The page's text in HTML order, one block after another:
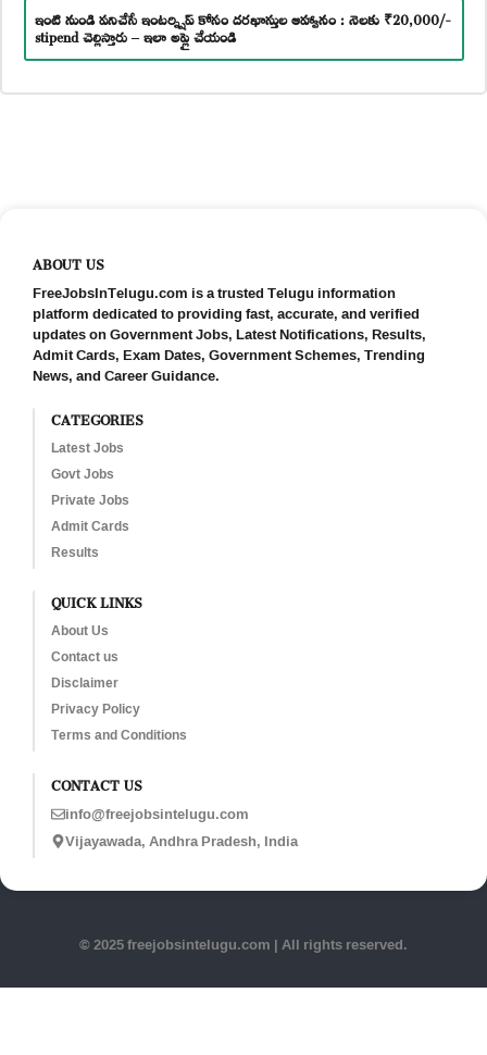
ఇంటి నుండి పనిచేసే ఇంటర్న్షిప్ కోసం దరఖాస్తుల ఆహ్వానం : నెలకు ₹20,000/-
stipend చెల్లిస్తారు – ఇలా అప్లై చేయండి
ABOUT US
FreeJobsInTelugu.com is a trusted Telugu information
platform dedicated to providing fast, accurate, and verified
updates on Government Jobs, Latest Notifications, Results,
Admit Cards, Exam Dates, Government Schemes, Trending
News, and Career Guidance.
CATEGORIES
Latest Jobs
Govt Jobs
Private Jobs
Admit Cards
Results
QUICK LINKS
About Us
Contact us
Disclaimer
Privacy Policy
Terms and Conditions
CONTACT US
info@freejobsintelugu.com
Vijayawada, Andhra Pradesh, India
© 2025 freejobsintelugu.com | All rights reserved.